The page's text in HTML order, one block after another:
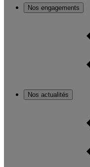
Nos engagements
Nos actualités